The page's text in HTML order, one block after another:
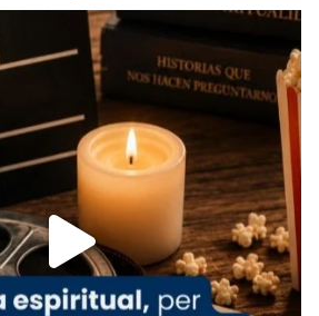
comp
Vatican
👇
es/iglesia/news/2026-
depresion-papa-viaje-
de Barcelona